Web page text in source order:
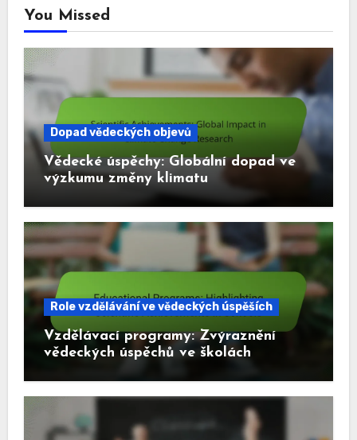
You Missed
Dopad vědeckých objevů
Vědecké úspěchy: Globální dopad ve
výzkumu změny klimatu
Role vzdělávání ve vědeckých úspěších
Vzdělávací programy: Zvýraznění
vědeckých úspěchů ve školách